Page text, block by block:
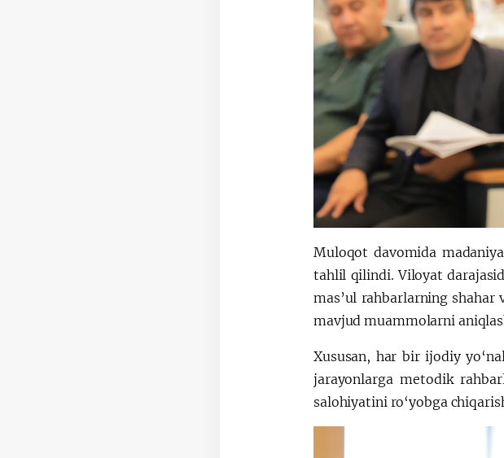
Muloqot davomida
tahlil qilindi. Viloyat
mas’ul rahbarlarning
mavjud muammolarni
Xususan, har bir ijodiy
jarayonlarga metodik
salohiyatini ro‘yobga